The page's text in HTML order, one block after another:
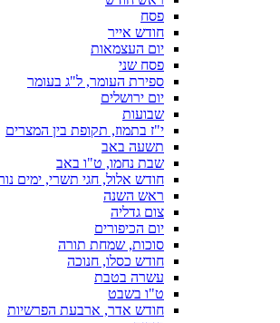
פסח
חודש אייר
יום העצמאות
פסח שני
ספירת העומר, ל"ג בעומר
יום ירושלים
שבועות
י"ז בתמוז, תקופת בין המצרים
תשעה באב
שבת נחמו, ט"ו באב
חודש אלול, חגי תשרי, ימים
ראש השנה
צום גדליה
יום הכיפורים
סוכות, שמחת תורה
חודש כסלו, חנוכה
עשרה בטבת
ט"ו בשבט
חודש אדר, ארבעת הפרשיות